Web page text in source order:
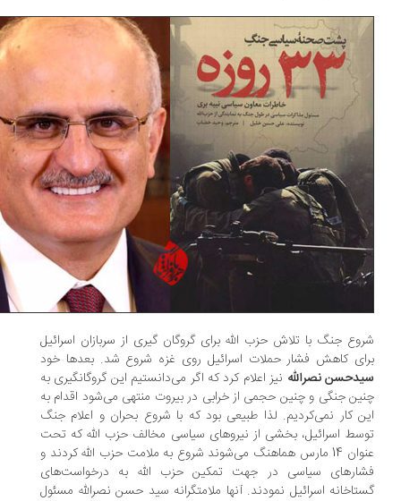
جنگ با تلاش حزب الله برای گروگان گیری از سربازان اسرائیل
کاهش فشار حملات اسرائیل روی غزه شروع شد. بعدها خود
نصراللهنیز اعلام کرد که اگر می‏‌دانستیم این گروگان‏گیری به
جنگی و چنین حجمی از خرابی در بیروت منتهی می‌‏شود اقدام به
کار نمی‌‏کردیم. لذا طبیعی بود که با شروع بحران و اعلام جنگ
اسرائیل، بخشی از نیروهای سیاسی مخالف حزب الله که تحت
عنوان 14 مارس هماهنگ می‌‏شوند شروع به ملامت حزب الله کردند و
سیاسی در جهت تمکین حزب الله به درخواست‌های
اسرائیل نمودند. آنها ملامتگرانه سید حسن نصرالله مسئول